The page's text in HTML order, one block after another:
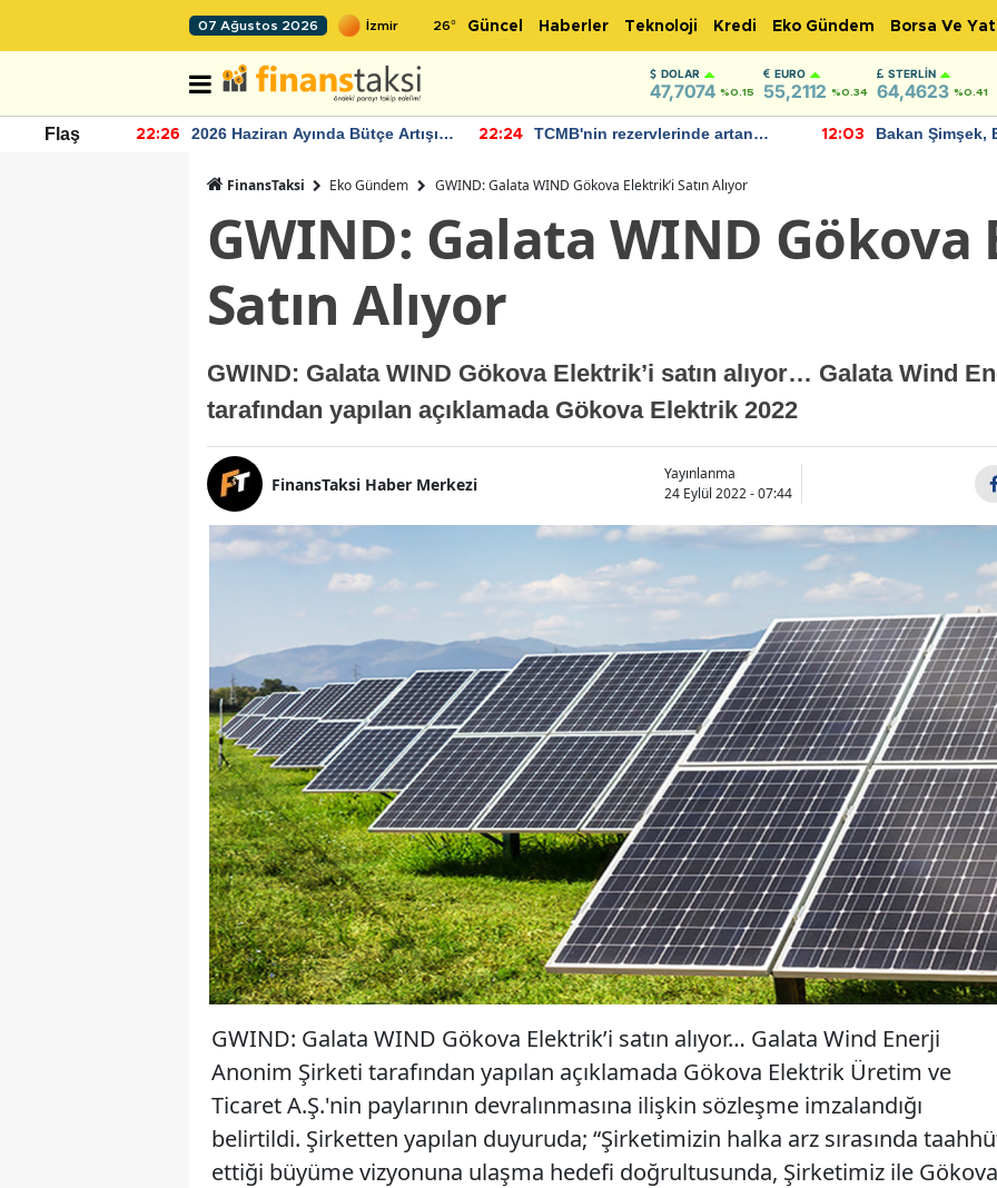
07 Ağustos 2026 26° Güncel Haberler Teknoloji Kredi Eko Gündem Borsa Ve
DOLAR
47,7074 %0.15
EURO
55,2112 %0.34
STERLIN
64,4623 %0.41
Flaş 22:26
2026 Haziran Ayında Bütçe Artışı
22:24
TCMB'nin rezervlerinde artan
12:03
Bakan Şimşek,
FinansTaksi Eko Gündem GWIND: Galata WIND Gökova Elektrik’i Satın Alıyor
GWIND: Galata WIND Gökova
Satın Alıyor
GWIND: Galata WIND Gökova Elektrik’i satın alıyor… Galata Wind
tarafından yapılan açıklamada Gökova Elektrik 2022
FinansTaksi Haber Merkezi
Yayınlanma
24 Eylül 2022 - 07:44
GWIND: Galata WIND Gökova Elektrik’i satın alıyor… Galata Wind Enerji
Anonim Şirketi tarafından yapılan açıklamada Gökova Elektrik Üretim ve
Ticaret A.Ş.'nin paylarının devralınmasına ilişkin sözleşme imzalandığı
belirtildi. Şirketten yapılan duyuruda; “Şirketimizin halka arz sırasında
ettiği büyüme vizyonuna ulaşma hedefi doğrultusunda, Şirketimiz ile Gökova